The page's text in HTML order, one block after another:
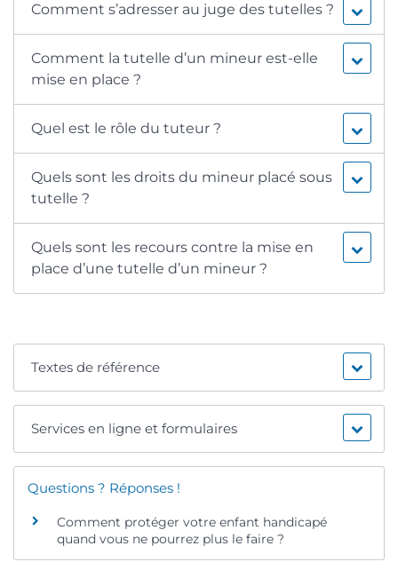
Comment s’adresser au juge des tutelles ?
Comment la tutelle d’un mineur est-elle
mise en place ?
Quel est le rôle du tuteur ?
Quels sont les droits du mineur placé sous
tutelle ?
Quels sont les recours contre la mise en
place d’une tutelle d’un mineur ?
Textes de référence
Services en ligne et formulaires
Questions ? Réponses !
Comment protéger votre enfant handicapé
quand vous ne pourrez plus le faire ?